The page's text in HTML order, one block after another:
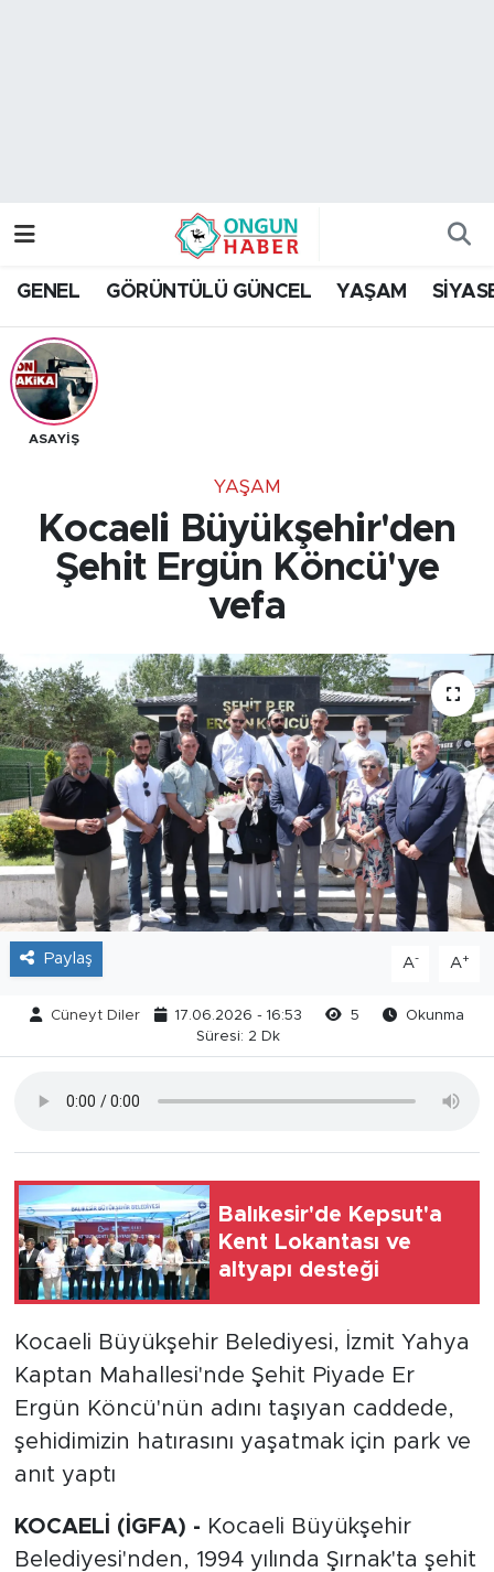
GENEL GÖRÜNTÜLÜ GÜNCEL YAŞAM
ASAYİŞ
YAŞAM
Kocaeli Büyükşehir'den
Şehit Ergün Köncü'ye
vefa
Paylaş A- A+
Cüneyt Diler 17.06.2026 - 16:53 5
Okunma
Süresi: 2 Dk
Balıkesir'de Kepsut'a
Kent Lokantası ve
altyapı desteği
Kocaeli Büyükşehir Belediyesi, İzmit Yahya
Kaptan Mahallesi'nde Şehit Piyade Er
Ergün Köncü'nün adını taşıyan caddede,
şehidimizin hatırasını yaşatmak için park ve
anıt yaptı
KOCAELİ (İGFA) - Kocaeli Büyükşehir
Belediyesi'nden, 1994 yılında Şırnak'ta şehit
Trafik Durumu
Tüm Manşetler
Son Dakika Haberleri